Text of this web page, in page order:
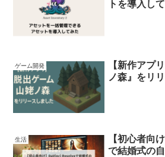
トを導入し
ゲーム開発
【新作アプ
ノ森』をリ
生活
【初心者向
で結婚式の